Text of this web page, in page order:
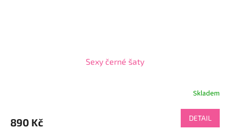
Sexy černé šaty
Skladem
890 Kč DETAIL